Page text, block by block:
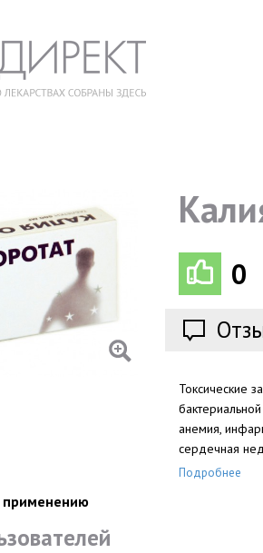
0
Токсические
анемия,
сердечная
хроническое
Подробнее
применению